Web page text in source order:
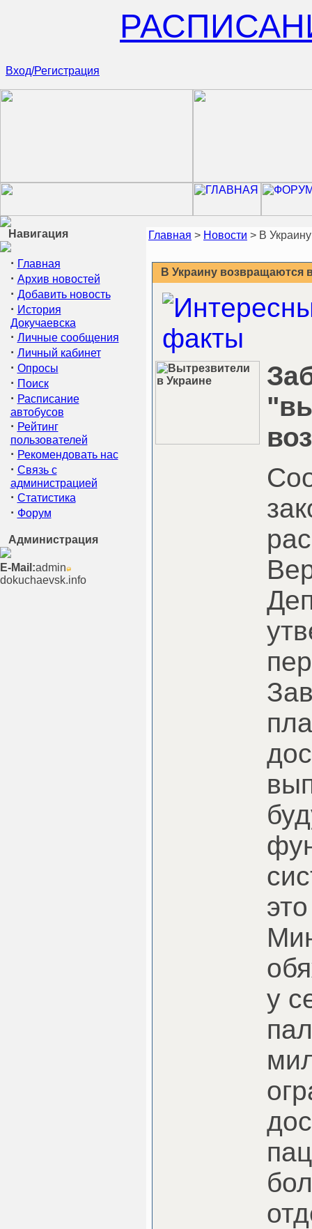
Вход/Регистрация
Навигация
· Главная
· Архив новостей
· Добавить новость
· История
Докучаевска
· Личные сообщения
· Личный кабинет
· Опросы
· Поиск
· Расписание
автобусов
· Рейтинг
пользователей
· Рекомендовать нас
· Связь с
администрацией
· Статистика
· Форум
Администрация
E-Mail:admin
dokuchaevsk.info
Главная > Новости > В
В Украину возвращаются
у